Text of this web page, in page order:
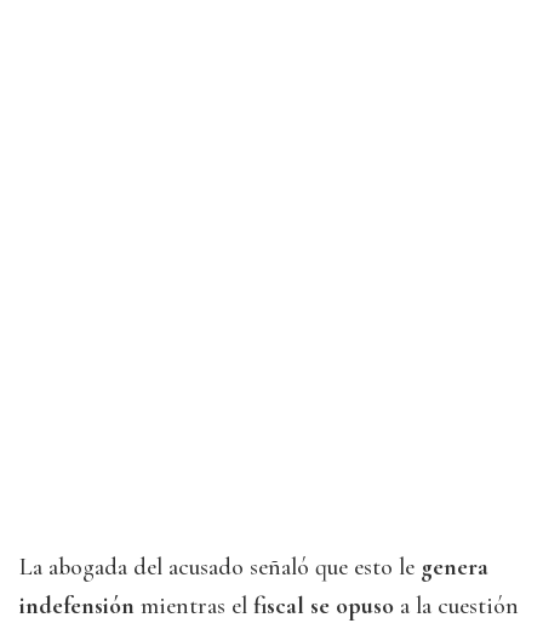
La abogada del acusado señaló que esto le genera
indefensión mientras el fiscal se opuso a la cuestión